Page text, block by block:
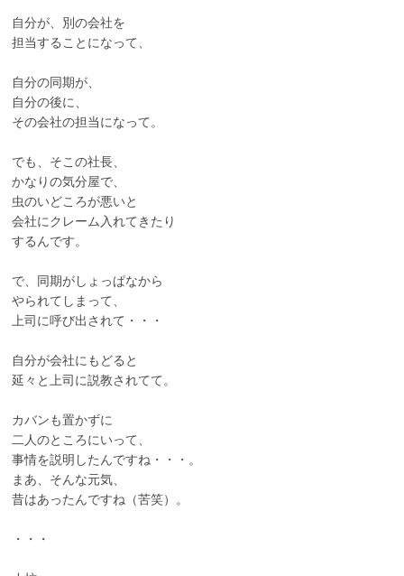
自分が、別の会社を
担当することになって、
自分の同期が、
自分の後に、
その会社の担当になって。
でも、そこの社長、
かなりの気分屋で、
虫のいどころが悪いと
会社にクレーム入れてきたり
するんです。
で、同期がしょっぱなから
やられてしまって、
上司に呼び出されて・・・
自分が会社にもどると
延々と上司に説教されてて。
カバンも置かずに
二人のところにいって、
事情を説明したんですね・・・。
まあ、そんな元気、
昔はあったんですね（苦笑）。
・・・